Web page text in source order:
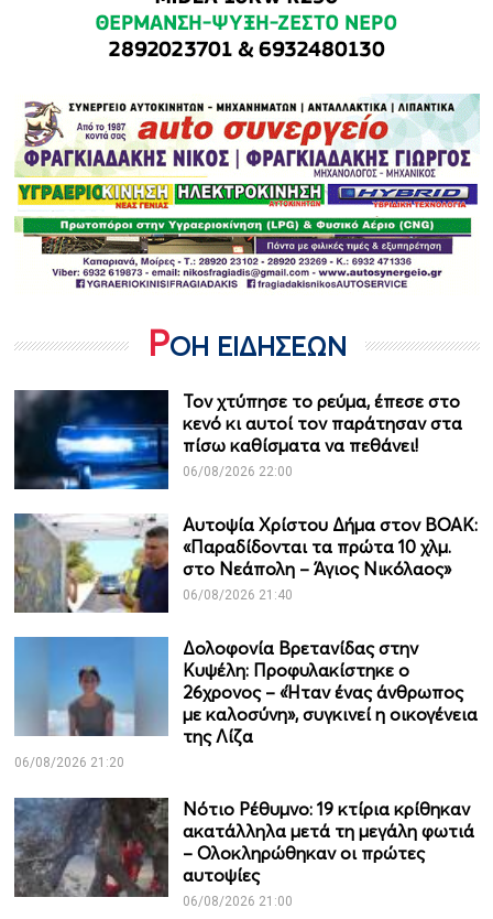
ΡΟΗ ΕΙΔΗΣΕΩΝ
Τον χτύπησε το ρεύμα, έπεσε στο
κενό κι αυτοί τον παράτησαν στα
πίσω καθίσματα να πεθάνει!
06/08/2026 22:00
Αυτοψία Χρίστου Δήμα στον ΒΟΑΚ:
«Παραδίδονται τα πρώτα 10 χλμ.
στο Νεάπολη – Άγιος Νικόλαος»
06/08/2026 21:40
Δολοφονία Βρετανίδας στην
Κυψέλη: Προφυλακίστηκε ο
26χρονος – «Ήταν ένας άνθρωπος
με καλοσύνη», συγκινεί η οικογένεια
της Λίζα
06/08/2026 21:20
Νότιο Ρέθυμνο: 19 κτίρια κρίθηκαν
ακατάλληλα μετά τη μεγάλη φωτιά
– Ολοκληρώθηκαν οι πρώτες
αυτοψίες
06/08/2026 21:00